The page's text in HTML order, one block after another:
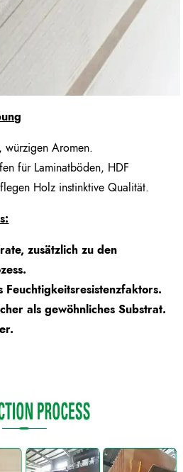
würzigen Aromen.
für Laminatböden, HDF
Holz instinktive Qualität.
zusätzlich zu den
als gewöhnliches Substrat.